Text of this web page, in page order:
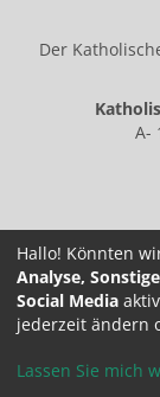
Der
A-
Hallo! Könnten
Analyse,
Social Media
jederzeit ändern
Lassen Sie mich